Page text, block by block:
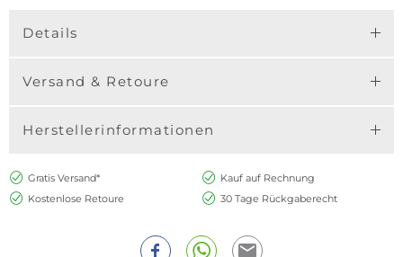
Details
Versand & Retoure
Herstellerinformationen
Gratis Versand*
Kauf auf Rechnung
Kostenlose Retoure
30 Tage Rückgaberecht